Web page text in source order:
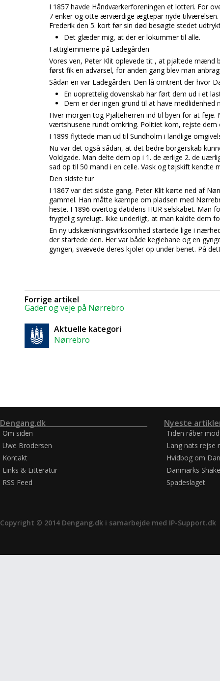
I 1857 havde Håndværkerforeningen et lotteri. For
7 enker og otte ærværdige ægtepar nyde tilværelsen.
Frederik den 5. kort før sin død besøgte stedet
Det glæder mig, at der er lokummer til alle.
Fattiglemmerne på Ladegården
Vores ven, Peter Klit oplevede tit , at pjaltede
først fik en advarsel, for anden gang blev man
Sådan en var Ladegården. Den lå omtrent der hvor
En uoprettelig dovenskab har ført dem ud i et
Dem er der ingen grund til at have medlidenhed
Hver morgen tog Pjalteherren ind til byen for at
værtshusene rundt omkring. Politiet kom, rejste dem
I 1899 flyttede man ud til Sundholm i landlige
Nu var det også sådan, at det bedre borgerskab
Voldgade. Man delte dem op i 1. de ærlige 2. de
sad op til 50 mand i en celle. Vask og tøjskift kendte
Den sidste tur
I 1867 var det sidste gang, Peter Klit kørte ned af
gammel. Han måtte kæmpe om pladsen med
heste. I 1896 overtog datidens HUR selskabet. Man
frygtelig syrelugt. Ikke underligt, at man kaldte dem
En ny udskænkningsvirksomhed startede lige i
der startede den. Her var både keglebane og en
gyngen, svævede deres kjoler op under benet. På
Forrige artikel
Gader og veje på Nørrebro
Aktuelle kategori
Nørrebro
Dengang.dk
Om siden
Uwe Brodersen
Kontakt
Links & Litteratur
RSS Feed
Nyeste
Tiden råber
Lang nats rejse
Hvidbog om
Danmarks
Spadeslaget
Copyright © 2014 Dengang.dk i samarbejde med IP-Support.dk